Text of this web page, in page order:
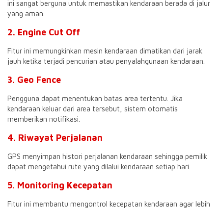
ini sangat berguna untuk memastikan kendaraan berada di jalur
yang aman.
2. Engine Cut Off
Fitur ini memungkinkan mesin kendaraan dimatikan dari jarak
jauh ketika terjadi pencurian atau penyalahgunaan kendaraan.
3. Geo Fence
Pengguna dapat menentukan batas area tertentu. Jika
kendaraan keluar dari area tersebut, sistem otomatis
memberikan notifikasi.
4. Riwayat Perjalanan
GPS menyimpan histori perjalanan kendaraan sehingga pemilik
dapat mengetahui rute yang dilalui kendaraan setiap hari.
5. Monitoring Kecepatan
Fitur ini membantu mengontrol kecepatan kendaraan agar lebih